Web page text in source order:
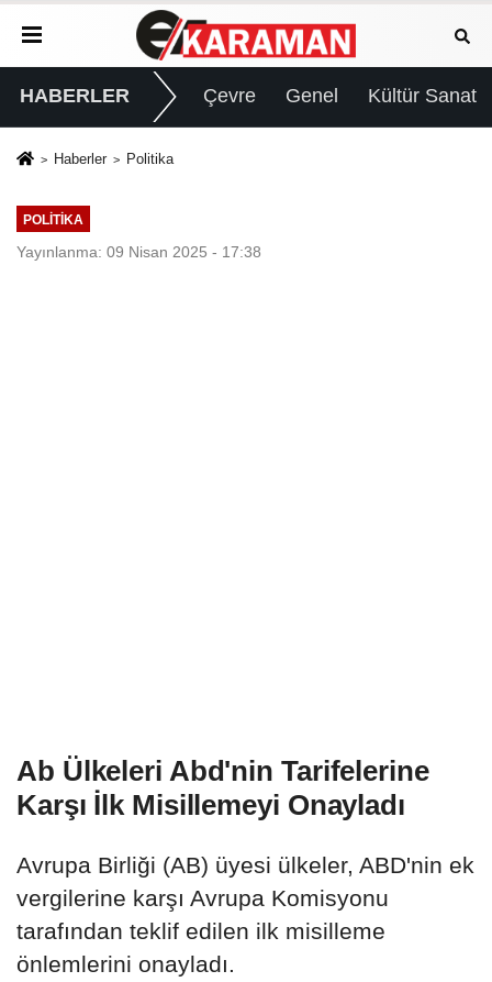
HABERLER Çevre Genel Kültür Sanat
Haberler Politika
POLITIKA
Yayınlanma: 09 Nisan 2025 - 17:38
Ab Ülkeleri Abd'nin Tarifelerine
Karşı İlk Misillemeyi Onayladı
Avrupa Birliği (AB) üyesi ülkeler, ABD'nin ek
vergilerine karşı Avrupa Komisyonu
tarafından teklif edilen ilk misilleme
önlemlerini onayladı.